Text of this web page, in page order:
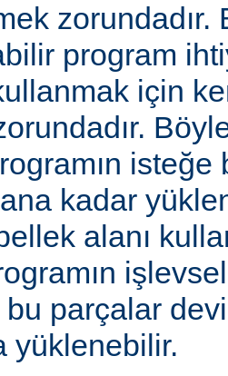
program
için
isteğe
kadar
alanı
bu parçalar
yüklenebilir.